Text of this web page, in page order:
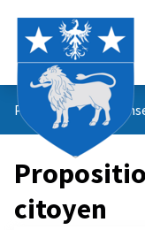
Propositions du
citoyen